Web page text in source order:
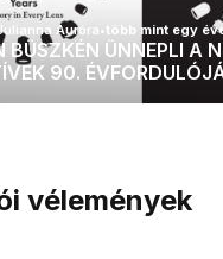
BÜSZKÉN ÜNNEPLI A
90.
Auróra•több mint egy
vélemények